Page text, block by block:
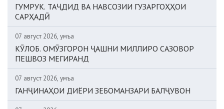
ГУМРУК. ТАҶДИД ВА НАВСОЗИИ ГУЗАРГОҲҲОИ
САРҲАДӢ
07 август 2026, Ҷумъа
КӮЛОБ. ОМӮЗГОРОН ҶАШНИ МИЛЛИРО САЗОВОР
ПЕШВОЗ МЕГИРАНД
07 август 2026, Ҷумъа
ГАНҶИНАҲОИ ДИЁРИ ЗЕБОМАНЗАРИ БАЛҶУВОН